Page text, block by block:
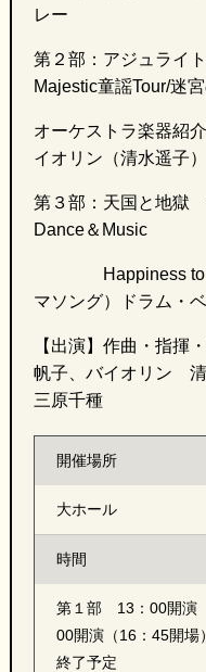
レー
第２部： アジュライ
Majestic童謡Tour/迷
オーケストラ楽器
イオリン（清水遥子）
第３部： 天国と地獄
Dance＆Music
Happiness to
マソング）ドラム・
【出演】作曲・指
帆子、バイオリン
三原千種
開催場所
大ホール
時間
第１部 13：00開演
00開演（16：45開
終了予定